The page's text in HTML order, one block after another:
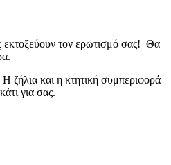
εκτοξεύουν τον ερωτισμό σας! Θα
ζήλια και η κτητική συμπεριφορά
για σας.